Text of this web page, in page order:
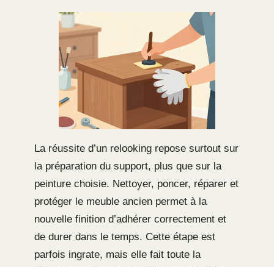
La réussite d’un relooking repose surtout sur
la préparation du support, plus que sur la
peinture choisie. Nettoyer, poncer, réparer et
protéger le meuble ancien permet à la
nouvelle finition d’adhérer correctement et
de durer dans le temps. Cette étape est
parfois ingrate, mais elle fait toute la